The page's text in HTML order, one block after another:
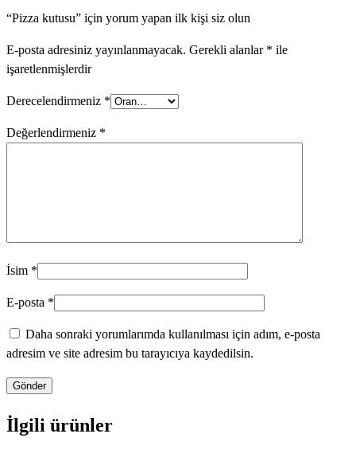
“Pizza kutusu” için yorum yapan ilk kişi siz olun
E-posta adresiniz yayınlanmayacak. Gerekli alanlar * ile
işaretlenmişlerdir
Derecelendirmeniz *
Değerlendirmeniz *
İsim *
E-posta *
Daha sonraki yorumlarımda kullanılması için adım, e-posta
adresim ve site adresim bu tarayıcıya kaydedilsin.
İlgili ürünler